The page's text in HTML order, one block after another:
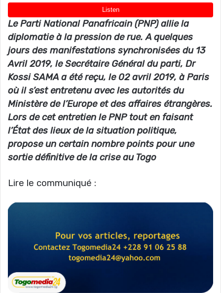
Le Parti National Panafricain (PNP) allie la
diplomatie à la pression de rue. A quelques
jours des manifestations synchronisées du 13
Avril 2019, le Secrétaire Général du parti, Dr
Kossi SAMA a été reçu, le 02 avril 2019, à Paris
où il s’est entretenu avec les autorités du
Ministère de l’Europe et des affaires étrangères.
Lors de cet entretien le PNP tout en faisant
l’État des lieux de la situation politique,
propose un certain nombre points pour une
sortie définitive de la crise au Togo
Lire le communiqué :